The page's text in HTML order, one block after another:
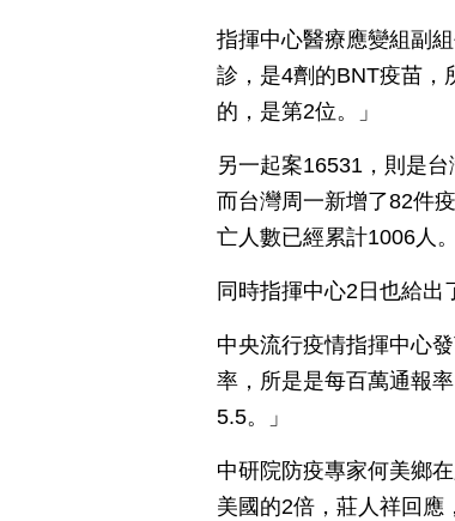
指揮中心醫療應變組副
診，是4劑的BNT疫苗，
的，是第2位。」
另一起案16531，則是
而台灣周一新增了82件
亡人數已經累計1006人。
同時指揮中心2日也給出
中央流行疫情指揮中心
率，所是是每百萬通報
5.5。」
中研院防疫專家何美鄉
美國的2倍，莊人祥回應